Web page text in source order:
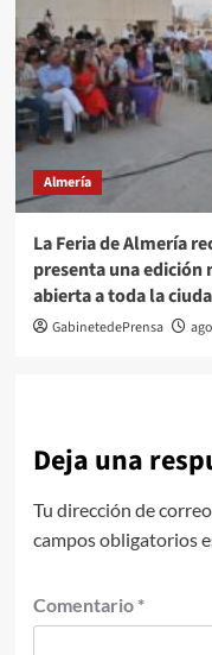
Almería
La Feria de Almería
presenta una
abierta a toda la
GabinetedePrensa
Deja una
Tu dirección de
campos obligatorios
Comentario *